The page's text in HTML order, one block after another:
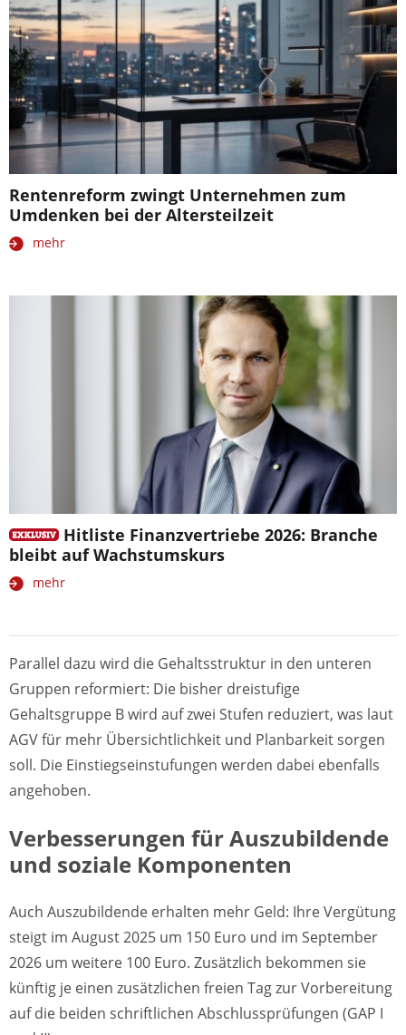
Rentenreform zwingt Unternehmen zum
Umdenken bei der Altersteilzeit
mehr
Hitliste Finanzvertriebe 2026: Branche
bleibt auf Wachstumskurs
mehr
Parallel dazu wird die Gehaltsstruktur in den unteren
Gruppen reformiert: Die bisher dreistufige
Gehaltsgruppe B wird auf zwei Stufen reduziert, was laut
AGV für mehr Übersichtlichkeit und Planbarkeit sorgen
soll. Die Einstiegseinstufungen werden dabei ebenfalls
angehoben.
Verbesserungen für Auszubildende
und soziale Komponenten
Auch Auszubildende erhalten mehr Geld: Ihre Vergütung
steigt im August 2025 um 150 Euro und im September
2026 um weitere 100 Euro. Zusätzlich bekommen sie
künftig je einen zusätzlichen freien Tag zur Vorbereitung
auf die beiden schriftlichen Abschlussprüfungen (GAP I